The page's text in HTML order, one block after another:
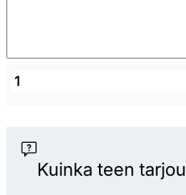
Lintex
Whiteboard
Kuinka teen